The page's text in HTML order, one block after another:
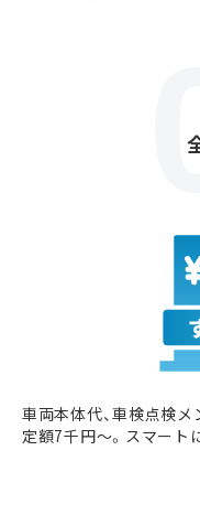
車両本体代、車検点検
定額7千円〜。スマート